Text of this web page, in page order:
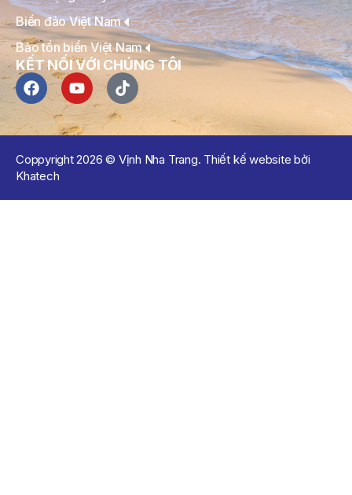
Biển đảo Việt Nam
Bảo tồn biển Việt Nam
KẾT NỐI VỚI CHÚNG TÔI
Coppyright 2026 © Vịnh Nha Trang. Thiết kế website bởi
Khatech